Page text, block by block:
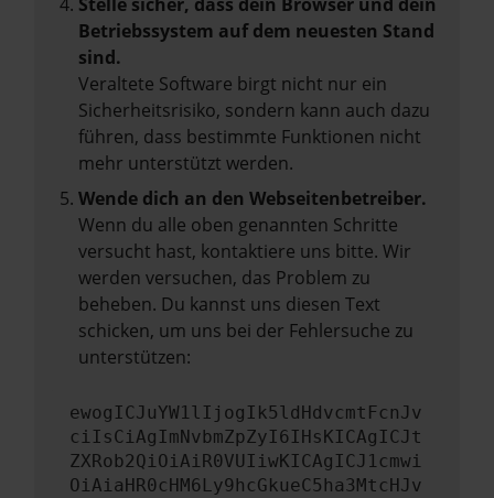
Betriebssystem auf dem neuesten Stand
sind.
Veraltete Software birgt nicht nur ein
Sicherheitsrisiko, sondern kann auch dazu
führen, dass bestimmte Funktionen nicht
mehr unterstützt werden.
Wende dich an den Webseitenbetreiber.
Wenn du alle oben genannten Schritte
versucht hast, kontaktiere uns bitte. Wir
werden versuchen, das Problem zu
beheben. Du kannst uns diesen Text
schicken, um uns bei der Fehlersuche zu
unterstützen:
ewogICJuYW1lIjogIk5ldHdvcmtFcnJv
ciIsCiAgImNvbmZpZyI6IHsKICAgICJt
ZXRob2QiOiAiR0VUIiwKICAgICJ1cmwi
OiAiaHR0cHM6Ly9hcGkueC5ha3MtcHJv